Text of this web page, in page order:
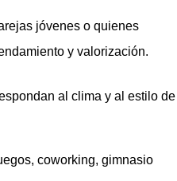
jóvenes o quienes
y valorización.
al clima y al estilo de
coworking, gimnasio